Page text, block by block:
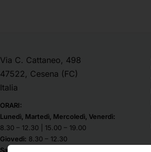
Via C. Cattaneo, 498
47522, Cesena (FC)
Italia
ORARI:
Lunedì, Martedì, Mercoledì, Venerdì:
8.30 – 12.30 | 15.00 – 19.00
Giovedì: 8.30 – 12.30
Sabato & Domenica chiuso